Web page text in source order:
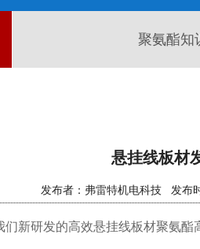
聚氨酯知
悬挂线板材
发布者：弗雷特机电科技 发布
新研发的高效悬挂线板材聚氨